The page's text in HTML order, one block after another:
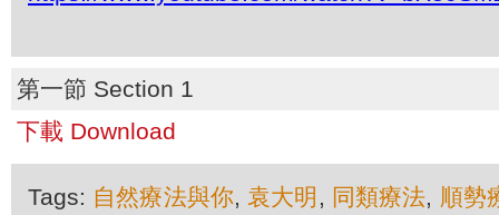
第一節 Section 1
下載 Download
Tags: 自然療法與你,袁大明 , 同類療法, 順勢